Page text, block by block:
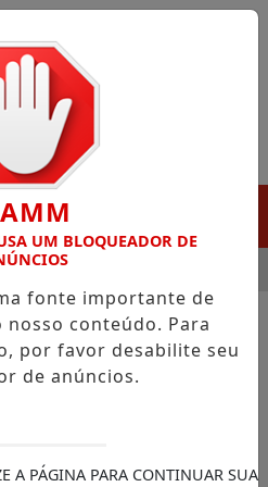
COM ATUAÇÃO VOLTADA
Federal
INSS
UM BLOQUEADOR DE
fonte importante de
conteúdo. Para
por favor desabilite seu
de anúncios.
A PÁGINA PARA CONTINUAR SUA